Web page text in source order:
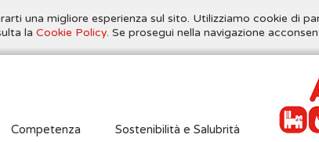
una migliore esperienza sul sito. Utilizziamo cookie di
la Cookie Policy. Se prosegui nella navigazione
Competenza Sostenibilità e Salubrità